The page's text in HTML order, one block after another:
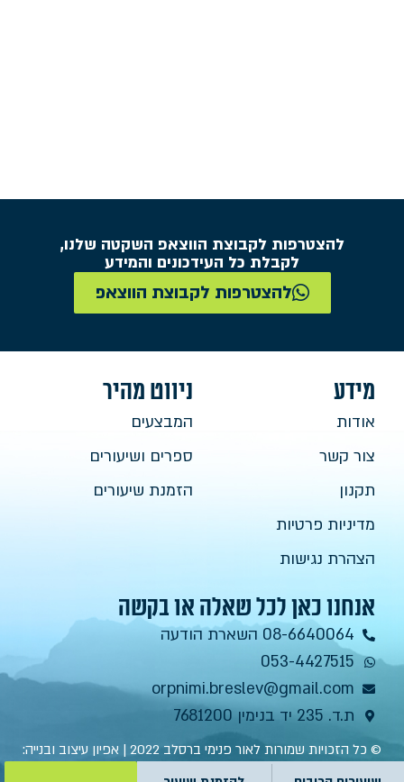
להצטרפות לקבוצת הווצאפ השקטה שלנו,
לקבלת כל העידכונים והמידע
להצטרפות לקבוצת הווצאפ
מידע
אודות
צור קשר
תקנון
מדיניות פרטיות
הצהרת נגישות
ניווט מהיר
המבצעים
ספרים ושיעורים
הזמנת שיעורים
אנחנו כאן לכל שאלה או בקשה
08-6640064 השארת הודעה
053-4427515
orpnimi.breslev@gmail.com
ת.ד. 235 יד בנימין 7681200
© כל הזכויות שמורות לאור פנימי ברסלב 2022 | אפיון עיצוב ובנייה: